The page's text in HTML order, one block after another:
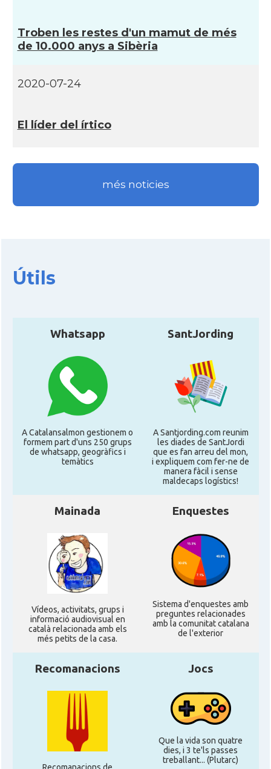
Troben les restes d'un mamut de més
de 10.000 anys a Sibèria
2020-07-24
El lí­der del írtico
més noticies
Útils
Whatsapp
A Catalansalmon gestionem o
formem part d'uns 250 grups
de whatsapp, geogràfics i
temàtics
SantJording
A Santjording.com reunim
les diades de SantJordi
que es fan arreu del mon,
i expliquem com fer-ne de
manera fàcil i sense
maldecaps logí­stics!
Mainada
Ví­deos, activitats, grups i
informació audiovisual en
català relacionada amb els
més petits de la casa.
Enquestes
Sistema d'enquestes amb
preguntes relacionades
amb la comunitat catalana
de l'exterior
Recomanacions Jocs
Que la vida son quatre
dies, i 3 te'ls passes
treballant... (Plutarc)